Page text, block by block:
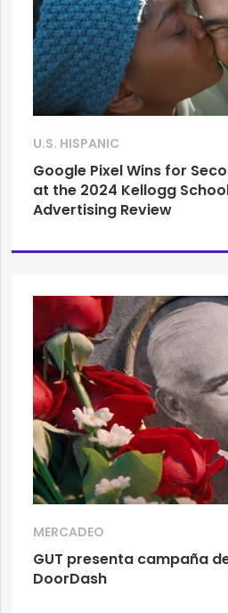
U.S. HISPANIC
Google Pixel Wins for
at the 2024 Kellogg
Advertising Review
MERCADEO
GUT presenta campaña
DoorDash